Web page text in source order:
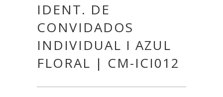
IDENT. DE
CONVIDADOS
INDIVIDUAL I AZUL
FLORAL | CM-ICI012